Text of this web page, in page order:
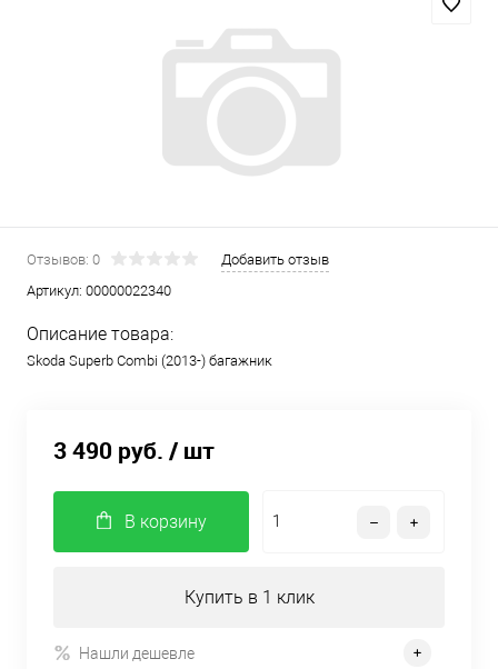
Отзывов: 0
Добавить отзыв
Артикул: 00000022340
Описание товара:
Skoda Superb Combi (2013-) багажник
3 490 руб. / шт
В корзину
Купить в 1 клик
Нашли дешевле